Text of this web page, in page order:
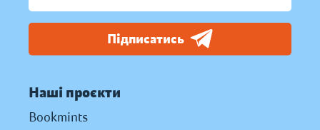
Підписатись
Наші проєкти
Bookmints